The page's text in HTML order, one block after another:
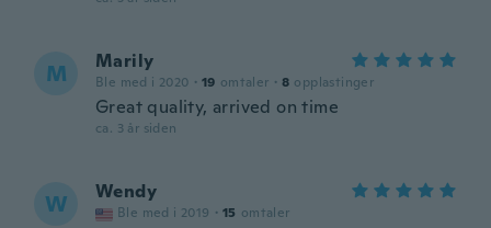
M Marily
Ble med i 2020 · 19 omtaler · 8 opplastinger
Great quality, arrived on time
ca. 3 år siden
W Wendy
Ble med i 2019 · 15 omtaler